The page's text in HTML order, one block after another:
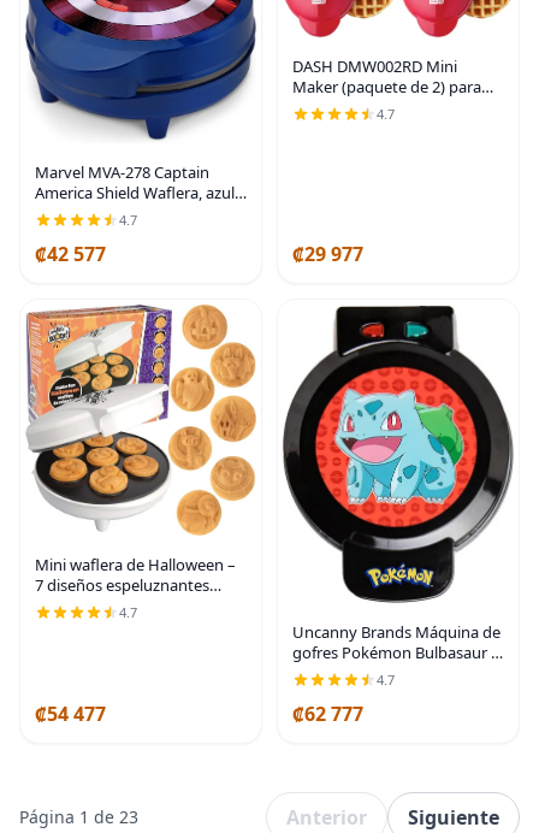
Marvel MVA-278 Captain
America Shield Waflera, azul,
Captain America, Azul
4.7
₡42 577
DASH DMW002RD Mini
Maker (paquete de 2) para
gofres individuales Hash
Browns, keto Chaffles con
4.7
₡29 977
Mini waflera de Halloween –
7 diseños espeluznantes
diferentes, hace que el
4.7
₡54 477
Uncanny Brands Máquina de
gofres Pokémon Bulbasaur -
Haz gofres Bulbasaur -
Electrodoméstico de cocina
4.7
₡62 777
Página 1 de 23 Anterior Siguiente